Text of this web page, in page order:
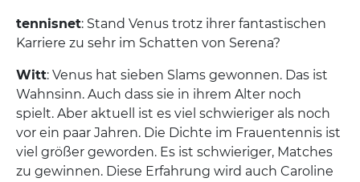
tennisnet: Stand Venus trotz ihrer fantastischen
Karriere zu sehr im Schatten von Serena?
Witt: Venus hat sieben Slams gewonnen. Das ist
Wahnsinn. Auch dass sie in ihrem Alter noch
spielt. Aber aktuell ist es viel schwieriger als noch
vor ein paar Jahren. Die Dichte im Frauentennis ist
viel größer geworden. Es ist schwieriger, Matches
zu gewinnen. Diese Erfahrung wird auch Caroline